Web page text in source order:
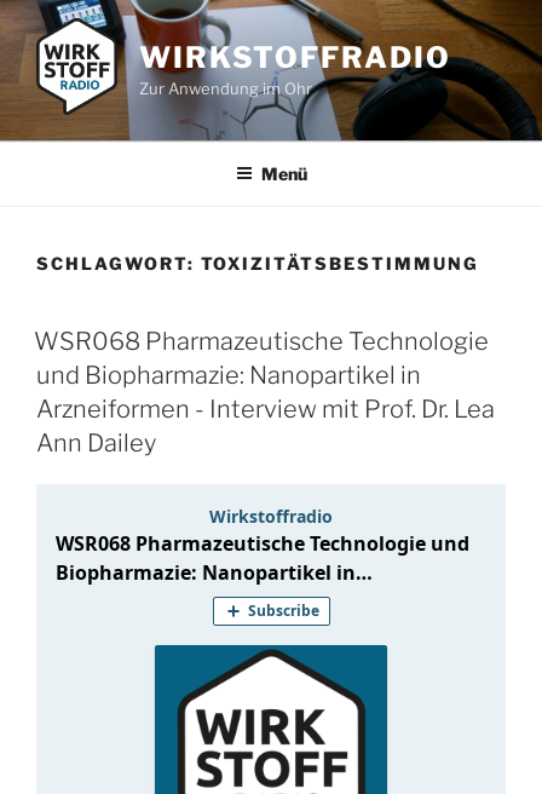
Zum
Inhalt
springen
WIRKSTOFFRADIO
Zur Anwendung im Ohr
Menü
SCHLAGWORT: TOXIZITÄTSBESTIMMUNG
WSR068 Pharmazeutische Technologie
und Biopharmazie: Nanopartikel in
Arzneiformen - Interview mit Prof. Dr. Lea
Ann Dailey